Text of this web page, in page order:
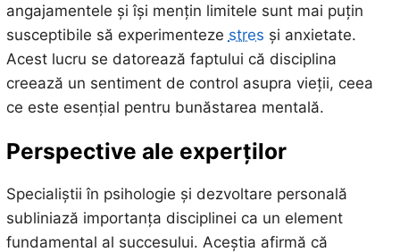
angajamentele și își mențin limitele sunt mai puțin
susceptibile să experimenteze stres și anxietate.
Acest lucru se datorează faptului că disciplina
creează un sentiment de control asupra vieții, ceea
ce este esențial pentru bunăstarea mentală.
Perspective ale experților
Specialiștii în psihologie și dezvoltare personală
subliniază importanța disciplinei ca un element
fundamental al succesului. Aceștia afirmă că